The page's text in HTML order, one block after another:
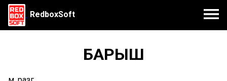
RedboxSoft
БАРЫШ